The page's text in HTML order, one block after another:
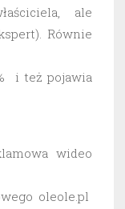
ale
Równie
i też pojawia
wideo
oleole.pl